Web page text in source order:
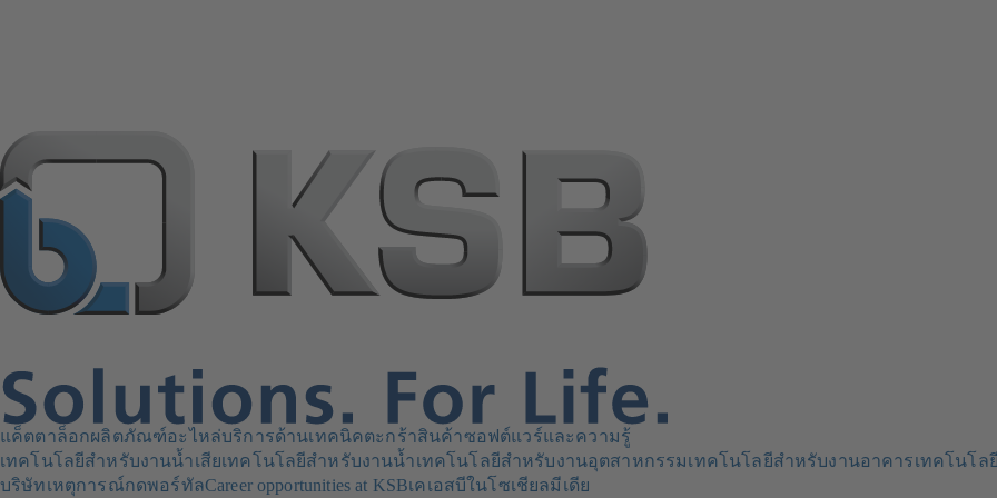
แค็ตตาล็อกผลิตภัณฑ์อะไหล่บริการด้านเทคนิคตะกร้าสินค้าซอฟต์แวร์และความรู้
เทคโนโลยีสำหรับงานน้ำเสียเทคโนโลยีสำหรับงานน้ำเทคโนโลยีสำหรับงานอุตสาหกรรมเทคโนโลยีสำหรับงานอาคารเทคโนโล
บริษัทเหตุการณ์กดพอร์ทัลCareer opportunities at KSBเคเอสบีในโซเชียลมีเดีย